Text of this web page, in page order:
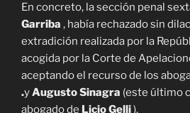
En concreto, la sección penal
Garriba , había rechazado sin
extradición realizada por la
acogida por la Corte de
aceptando el recurso de los
.yAugusto Sinagra (este último
abogado de Licio Gelli).